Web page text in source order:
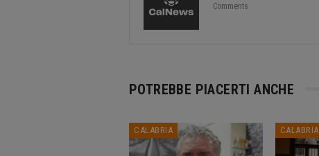
Comments
POTREBBE PIACERTI ANCHE
CALABRIA CALABRIA